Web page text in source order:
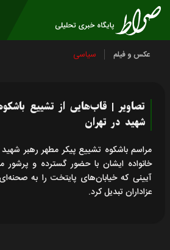
عکس و فیلم سیاسی
تصاویر | قاب‌هایی از تشییع
شهید در تهران
مراسم باشکوه تشییع پیکر مطهر رهبر
خانواده ایشان با حضور گسترده و پرشور
آیینی که خیابان‌های پایتخت را به
عزاداران تبدیل کرد.